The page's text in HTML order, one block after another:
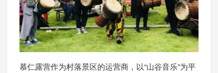
慕仁露营作为村落景区的运营商，以“山谷音乐”为平